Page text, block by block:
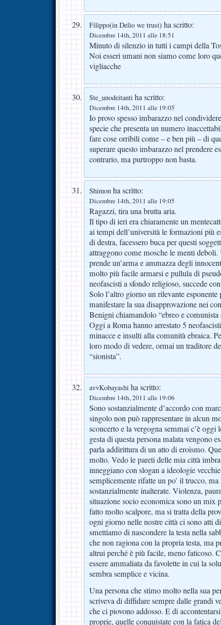
Filippo(in Delio we trust) ha scritto:
Dicembre 14th, 2011 alle 18:51
Minuto di silenzio in tutti i campi della
Noi esseri umani non siamo come loro
vigliacche
Ste_unodeitanti ha scritto:
Dicembre 14th, 2011 alle 19:05
Io provo spesso imbarazzo nel
specie che presenta un numero
fare cose orribili come – e ben più – di
superare questo imbarazzo nel prendere
contrario, ma purtroppo non basta.
Shimon ha scritto:
Dicembre 14th, 2011 alle 19:05
Ragazzi, tira una brutta aria.
Il tipo di ieri era chiaramente un
ai tempi dell’università le formazioni più
di destra, facessero buca per questi
attraggono come mosche le menti
prende un’arma e ammazza degli
molto più facile armarsi e pullula di
neofascisti a sfondo religioso, succede
Solo l’altro giorno un rilevante
manifestare la sua disapprovazione nei
Benigni chiamandolo “ebreo e comunista
Oggi a Roma hanno arrestato 5
minacce e insulti alla comunità ebraica.
loro modo di vedere, ormai un traditore
“sionista”.
avvKobayashi ha scritto:
Dicembre 14th, 2011 alle 19:06
Sono sostanzialmente d’accordo con
singolo non può rappresentare in alcun
sconcerto e la vergogna semmai c’è oggi
gesta di questa persona malata vengono
parla addirittura di un atto di eroismo.
molto. Vedo le pareti delle mia città
inneggiano con slogan a ideologie
semplicemente rifatte un po’ il trucco,
sostanzialmente inalterate. Violenza,
situazione socio economica sono un mix
fatto molto scalpore, ma si tratta della
ogni giorno nelle nostre città ci sono atti
smettiamo di nascondere la testa nella
che non ragiona con la propria testa, ma
altrui perché è più facile, meno faticoso.
essere ammaliata da favolette in cui la
sembra semplice e vicina.
Una persona che stimo molto nella sua
scriveva di diffidare sempre dalle grandi
che ci piovono addosso. E di
proprie, quelle conquistate con la fatica